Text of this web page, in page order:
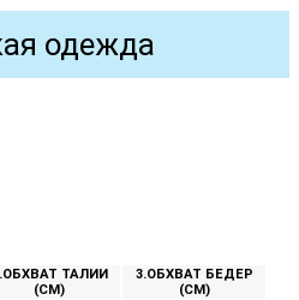
одежда
ТАЛИИ
(СМ)
3.ОБХВАТ БЕДЕР
(СМ)